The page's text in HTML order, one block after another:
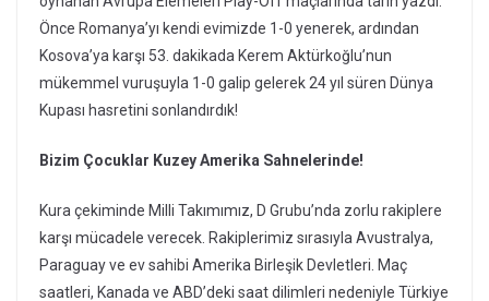
Önce Romanya’yı kendi evimizde 1-0 yenerek, ardından
Kosova’ya karşı 53. dakikada Kerem Aktürkoğlu’nun
mükemmel vuruşuyla 1-0 galip gelerek 24 yıl süren Dünya
Kupası hasretini sonlandırdık!
Bizim Çocuklar Kuzey Amerika Sahnelerinde!
Kura çekiminde Milli Takımımız, D Grubu’nda zorlu rakiplere
karşı mücadele verecek. Rakiplerimiz sırasıyla Avustralya,
Paraguay ve ev sahibi Amerika Birleşik Devletleri. Maç
saatleri, Kanada ve ABD’deki saat dilimleri nedeniyle Türkiye